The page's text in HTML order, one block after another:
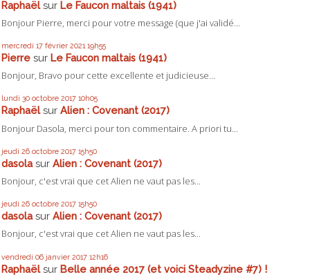
Raphaëlsur Le Faucon maltais (1941)
Bonjour Pierre, merci pour votre message (que j'ai validé...
mercredi 17 février 2021 19h55
Pierre sur Le Faucon maltais (1941)
Bonjour, Bravo pour cette excellente et judicieuse...
lundi 30 octobre 2017 10h05
Raphaëlsur Alien : Covenant (2017)
Bonjour Dasola, merci pour ton commentaire. A priori tu...
jeudi 26 octobre 2017 15h50
dasolasur Alien : Covenant (2017)
Bonjour, c'est vrai que cet Alien ne vaut pas les...
jeudi 26 octobre 2017 15h50
dasolasur Alien : Covenant (2017)
Bonjour, c'est vrai que cet Alien ne vaut pas les...
vendredi 06 janvier 2017 12h16
Raphaëlsur Belle année 2017 (et voici Steadyzine #7) !